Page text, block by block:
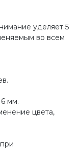
уделяет 5
во всем
мм.
цвета,